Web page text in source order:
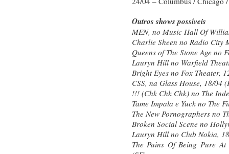
Outros shows possíveis
MEN, no Music Hall Of
Charlie Sheen no Radio City
Queens of The Stone Age no
Lauryn Hill no Warfield
Bright Eyes no Fox Theater,
CSS, na Glass House, 18/04
!!! (Chk Chk Chk) no The
Tame Impala e Yuck no The
The New Pornographers no
Broken Social Scene no
Lauryn Hill no Club Nokia,
The Pains Of Being Pure